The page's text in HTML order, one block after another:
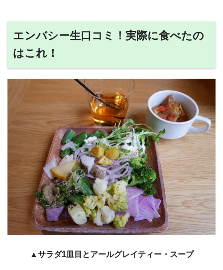
エンバシー生口コミ！実際に食べたの
はこれ！
▲サラダ1皿目とアールグレイティー・スープ